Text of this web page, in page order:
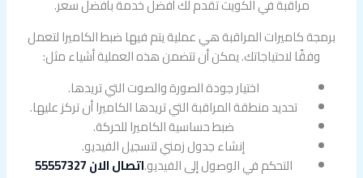
مراقبة في الكويت تقدم لك أفضل خدمة بأفضل سعر.
برمجة كاميرات المراقبة هي عملية يتم فيها ضبط الكاميرا لتعمل
وفقًا لاحتياجاتك. يمكن أن تتضمن هذه العملية أشياء مثل:
اختيار جودة الصورة والصوت التي تريدها.
تحديد منطقة المراقبة التي تريدها الكاميرا أن تركز عليها.
ضبط حساسية الكاميرا للحركة.
إنشاء جدول زمني لتسجيل الفيديو.
التحكم في الوصول إلى الفيديو.اتصال الان 55557327